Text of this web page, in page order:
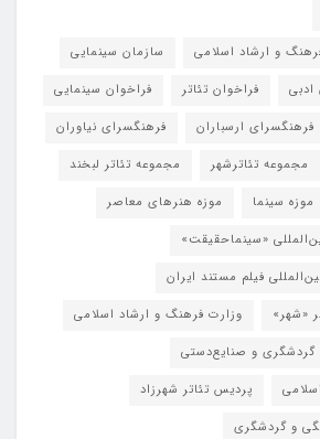
و ارشاد اسلامی
سازمان سینمایی
ادبی فراخوان تئاتر
فراخوان سینمایی
فرهنگسرای ارسباران
فرهنگسرای نیاوران
مجموعه تئاترشهر
مجموعه تئاتر لبخند
موزه سینما
موزه هنرهای معاصر
«سینماحقیقت»
فیلم مستند ایران
«شهر»
وزارت فرهنگ و ارشاد اسلامی
گردشگری و صنایع‌دستی
پردیس تئاتر شهرزاد
و گردشگری